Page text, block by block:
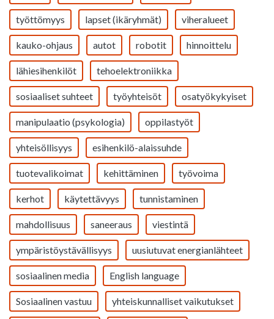
työttömyys lapset (ikäryhmät) viheralueet
kauko-ohjaus autot robotit hinnoittelu
lähiesihenkilöt tehoelektroniikka
sosiaaliset suhteet työyhteisöt osatyökykyiset
manipulaatio (psykologia) oppilastyöt
yhteisöllisyys esihenkilö-alaissuhde
tuotevalikoimat kehittäminen työvoima
kerhot käytettävyys tunnistaminen
mahdollisuus saneeraus viestintä
ympäristöystävällisyys uusiutuvat energianlähteet
sosiaalinen media English language
Sosiaalinen vastuu yhteiskunnalliset vaikutukset